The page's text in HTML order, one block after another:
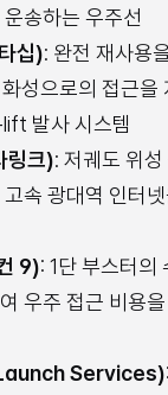
송하는 우주선
십): 완전 재사용
성으로의 접근을
발사 시스템
크): 저궤도 위
속 광대역 인터
9): 1단 부스터의
우주 접근 비용
Services)